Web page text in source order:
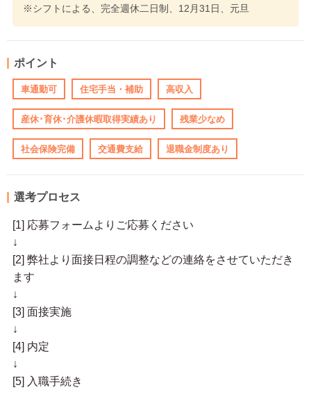
※シフトによる、完全週休二日制、12月31日、元旦
ポイント
車通勤可 住宅手当・補助 高収入
産休･育休･介護休暇取得実績あり 残業少なめ
社会保険完備 交通費支給 退職金制度あり
選考プロセス
[1] 応募フォームよりご応募ください
↓
[2] 弊社より面接日程の調整などの連絡をさせていただき
ます
↓
[3] 面接実施
↓
[4] 内定
↓
[5] 入職手続き